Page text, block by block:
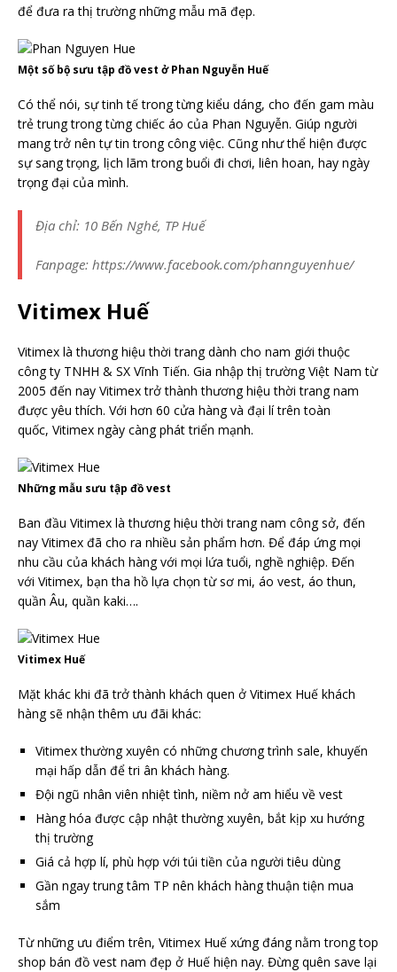
để đưa ra thị trường những mẫu mã đẹp.
Một số bộ sưu tập đồ vest ở Phan Nguyễn Huế
Có thể nói, sự tinh tế trong từng kiểu dáng, cho đến gam màu
trẻ trung trong từng chiếc áo của Phan Nguyễn. Giúp người
mang trở nên tự tin trong công việc. Cũng như thể hiện được
sự sang trọng, lịch lãm trong buổi đi chơi, liên hoan, hay ngày
trọng đại của mình.
Địa chỉ: 10 Bến Nghé, TP Huế
Fanpage: https://www.facebook.com/phannguyenhue/
Vitimex Huế
Vitimex là thương hiệu thời trang dành cho nam giới thuộc
công ty TNHH & SX Vĩnh Tiến. Gia nhập thị trường Việt Nam từ
2005 đến nay Vitimex trở thành thương hiệu thời trang nam
được yêu thích. Với hơn 60 cửa hàng và đại lí trên toàn
quốc, Vitimex ngày càng phát triển mạnh.
Những mẫu sưu tập đồ vest
Ban đầu Vitimex là thương hiệu thời trang nam công sở, đến
nay Vitimex đã cho ra nhiều sản phẩm hơn. Để đáp ứng mọi
nhu cầu của khách hàng với mọi lứa tuổi, nghề nghiệp. Đến
với Vitimex, bạn tha hồ lựa chọn từ sơ mi, áo vest, áo thun,
quần Âu, quần kaki….
Vitimex Huế
Mặt khác khi đã trở thành khách quen ở Vitimex Huế khách
hàng sẽ nhận thêm ưu đãi khác:
Vitimex thường xuyên có những chương trình sale, khuyến
mại hấp dẫn để tri ân khách hàng.
Đội ngũ nhân viên nhiệt tình, niềm nở am hiểu về vest
Hàng hóa được cập nhật thường xuyên, bắt kịp xu hướng
thị trường
Giá cả hợp lí, phù hợp với túi tiền của người tiêu dùng
Gần ngay trung tâm TP nên khách hàng thuận tiện mua
sắm
Từ những ưu điểm trên, Vitimex Huế xứng đáng nằm trong top
shop bán đồ vest nam đẹp ở Huế hiện nay. Đừng quên save lại